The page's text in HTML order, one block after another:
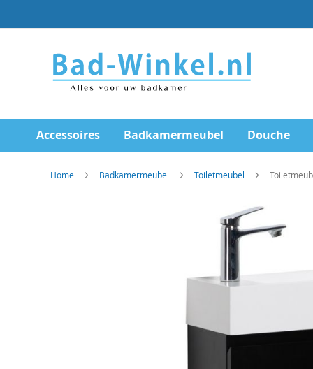
direct
naar
inhoud
Accessoires Badkamermeubel Douche
Home Badkamermeubel Toiletmeubel